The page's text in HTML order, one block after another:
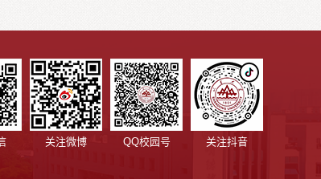
关注微博 QQ校园号 关注抖音